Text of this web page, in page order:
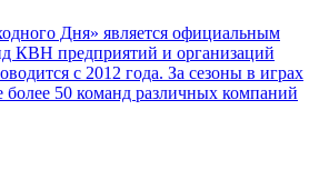
Дня» является официальным
КВН предприятий и организаций
с 2012 года. За сезоны в играх
50 команд различных компаний